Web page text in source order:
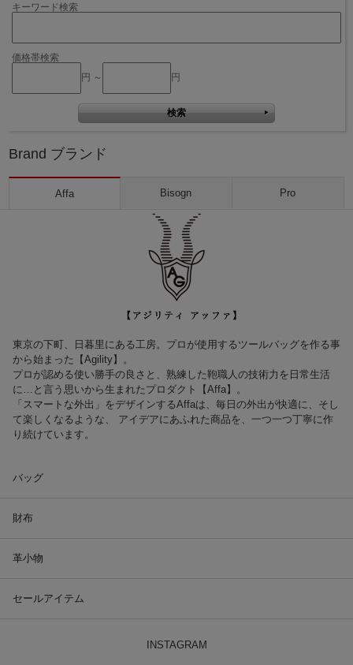
キーワード検索
価格帯検索
円 ～
円
Brand ブランド
Affa Bisogn Pro
東京の下町、日暮里にある工房。プロが使用するツールバッグを作る事
から始まった【Agility】。
プロが認める使い勝手の良さと、熟練した鞄職人の技術力を日常生活
に…と言う思いから生まれたプロダクト【Affa】。
「スマートな外出」をデザインするAffaは、毎日の外出が快適に、そし
て楽しくなるような、 アイデアにあふれた商品を、一つ一つ丁寧に作
り続けています。
バッグ
財布
革小物
セールアイテム
INSTAGRAM